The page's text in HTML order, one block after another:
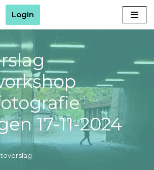
Login
17-11-2024